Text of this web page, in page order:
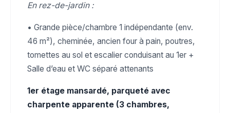
En rez-de-jardin :
• Grande pièce/chambre 1 indépendante (env.
46 m²), cheminée, ancien four à pain, poutres,
tomettes au sol et escalier conduisant au 1er +
Salle d’eau et WC séparé attenants
1er étage mansardé, parqueté avec
charpente apparente (3 chambres,